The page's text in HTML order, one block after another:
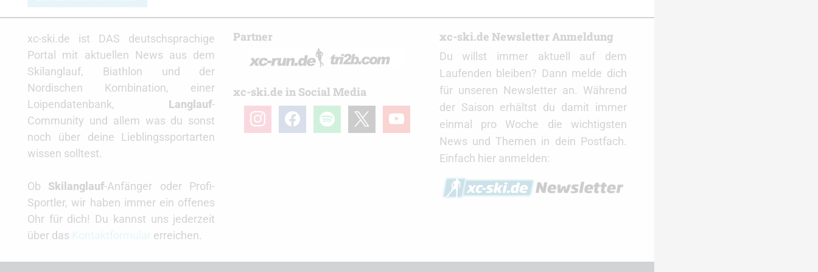
xc-ski.de ist DAS deutschsprachige
Portal mit aktuellen News aus dem
Skilanglauf, Biathlon und der
Nordischen Kombination, einer
Loipendatenbank, Langlauf-
Community und allem was du sonst
noch über deine Lieblingssportarten
wissen solltest.
Ob Skilanglauf-Anfänger oder Profi-
Sportler, wir haben immer ein offenes
Ohr für dich! Du kannst uns jederzeit
über das
erreichen.
Partner
xc-ski.de in Social Media
instagramfacebookspotify youtube
xc-ski.de Newsletter Anmeldung
Du willst immer aktuell auf dem
Laufenden bleiben? Dann melde dich
für unseren Newsletter an. Während
der Saison erhältst du damit immer
einmal pro Woche die wichtigsten
News und Themen in dein Postfach.
Einfach hier anmelden: